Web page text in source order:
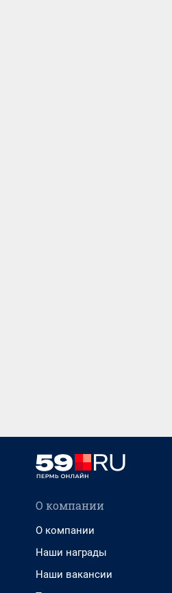
О компании
О компании
Наши награды
Наши вакансии